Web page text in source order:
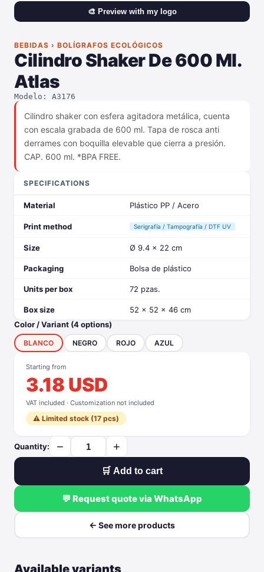
🎨 Preview with my logo
BEBIDAS › BOLÍGRAFOS ECOLÓGICOS
Cilindro Shaker De 600 Ml.
Atlas
Modelo: A3176
Cilindro shaker con esfera agitadora metálica, cuenta
con escala grabada de 600 ml. Tapa de rosca anti
derrames con boquilla elevable que cierra a presión.
CAP. 600 ml. *BPA FREE.
SPECIFICATIONS
Material Plástico PP / Acero
Print method Serigrafía / Tampografía / DTF UV
Size Ø 9.4 x 22 cm
Packaging Bolsa de plástico
Units per box 72 pzas.
Box size
52 x 52 x 46 cm
Color / Variant (4 options)
BLANCO NEGRO ROJO AZUL
Starting from
3.18 USD
VAT included · Customization not included
⚠️ Limited stock (17 pcs)
Quantity: − +
🛒 Add to cart
💬 Request quote via WhatsApp
← See more products
Available variants